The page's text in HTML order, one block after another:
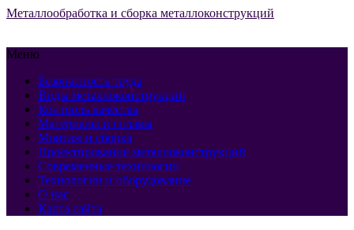
Металлообработка и сборка металлоконструкций
Меню
Безопасность труда
Виды металлоконструкций
Контроль качества
Материалы и сплавы
Монтаж и сборка
Проектирование металлоконструкций
Современные технологии
Технологии и оборудование
О нас
Карта сайта